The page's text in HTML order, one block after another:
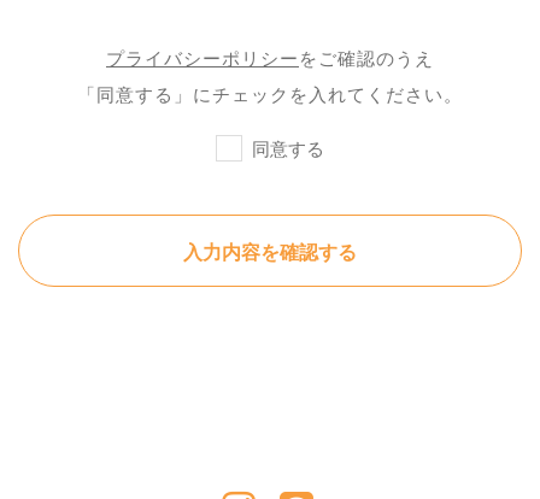
プライバシーポリシー をご確認のうえ
「同意する」にチェックを入れてください。
同意する
入力内容を確認する